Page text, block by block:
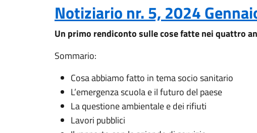
Notiziario nr. 5, 2024
Un primo rendiconto sulle cose fatte nei quattro
Sommario:
Cosa abbiamo fatto in tema socio sanitario
L’emergenza scuola e il futuro del paese
La questione ambientale e dei rifiuti
Lavori pubblici